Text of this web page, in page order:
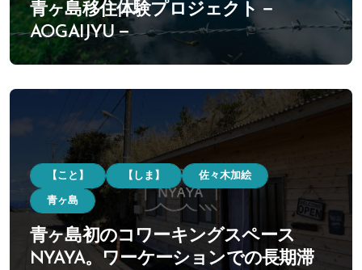
青ヶ島移住体験プロジェクト－
AOGAIJYU－
【こと】 【しま】 佐々木加絵
青ヶ島
青ヶ島初のコワーキングスペース
NYAYA。ワーケーションでの長期滞